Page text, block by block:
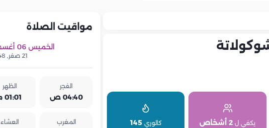
يكفي ل 2 أشخاص كالوري 145
مواقيت الصلاة
الخميس 06 أغسطس, 2026
21 صفر, 1448
الفجر
04:40 ص
الظهر
01:01 م
المغرب العشاء